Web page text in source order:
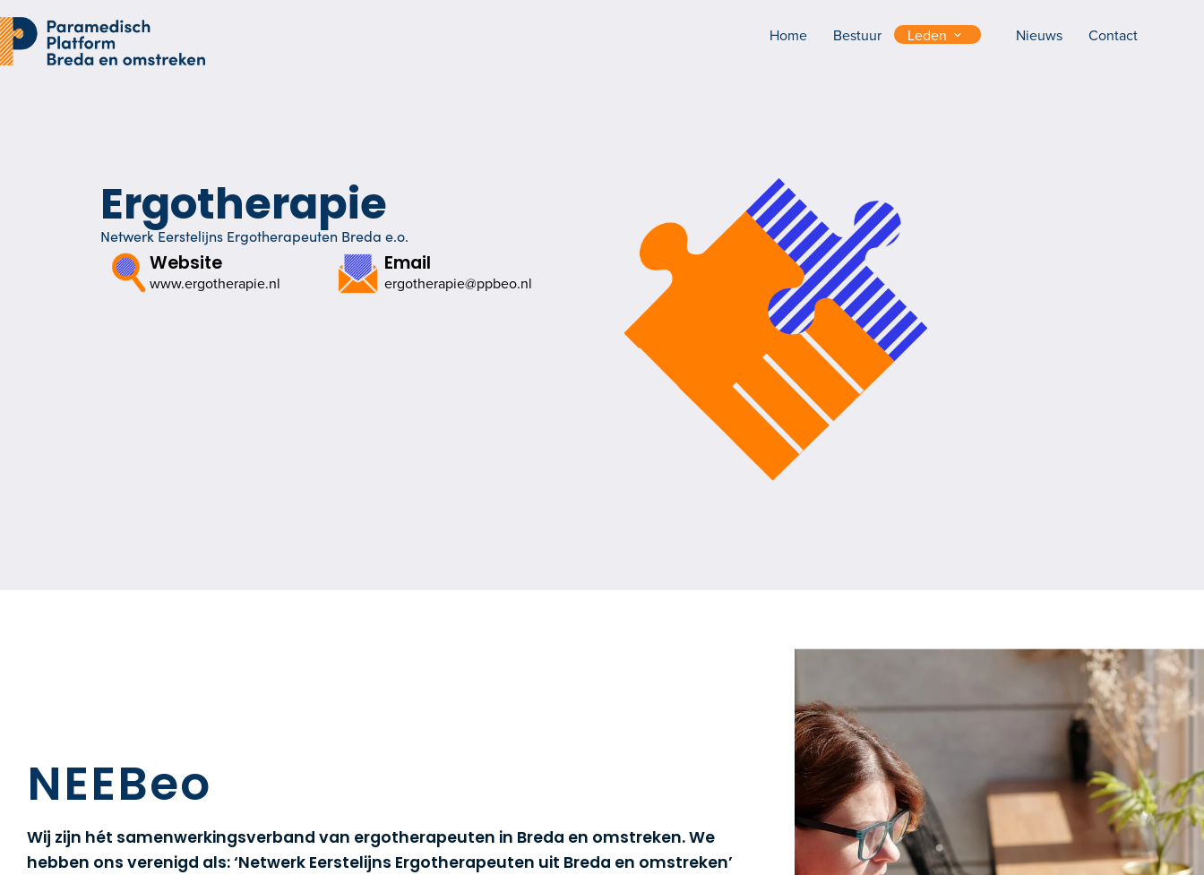
Home Bestuur Leden Nieuws Contact
Ergotherapie
Netwerk Eerstelijns Ergotherapeuten Breda e.o.​
Website
www.ergotherapie.nl
Email
ergotherapie@ppbeo.nl
NEEBeo
Wij zijn hét samenwerkingsverband van ergotherapeuten in Breda en omstreken. We
hebben ons verenigd als: ‘Netwerk Eerstelijns Ergotherapeuten uit Breda en omstreken’